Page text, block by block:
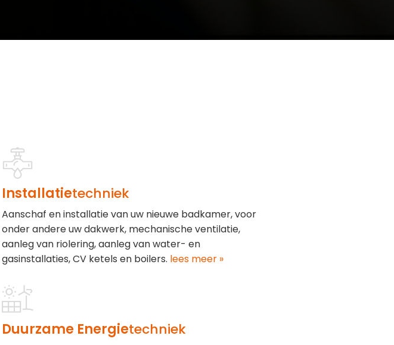
Installatietechniek
Aanschaf en installatie van uw nieuwe badkamer, voor
onder andere uw dakwerk, mechanische ventilatie,
aanleg van riolering, aanleg van water- en
gasinstallaties, CV ketels en boilers. lees meer »
Duurzame Energietechniek